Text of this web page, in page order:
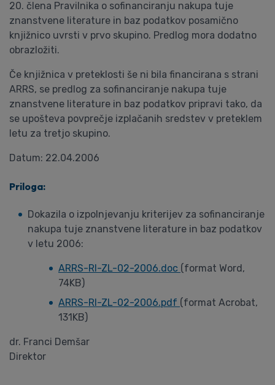
20. člena Pravilnika o sofinanciranju nakupa tuje
znanstvene literature in baz podatkov posamično
knjižnico uvrsti v prvo skupino. Predlog mora dodatno
obrazložiti.
Če knjižnica v preteklosti še ni bila financirana s strani
ARRS, se predlog za sofinanciranje nakupa tuje
znanstvene literature in baz podatkov pripravi tako, da
se upošteva povprečje izplačanih sredstev v preteklem
letu za tretjo skupino.
Datum: 22.04.2006
Priloga:
Dokazila o izpolnjevanju kriterijev za sofinanciranje
nakupa tuje znanstvene literature in baz podatkov
v letu 2006:
ARRS-RI-ZL-02-2006.doc (format Word,
74KB)
ARRS-RI-ZL-02-2006.pdf (format Acrobat,
131KB)
dr. Franci Demšar
Direktor